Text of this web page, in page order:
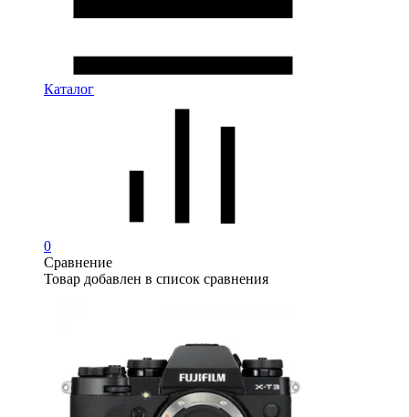
Каталог
0
Сравнение
Товар добавлен в список сравнения